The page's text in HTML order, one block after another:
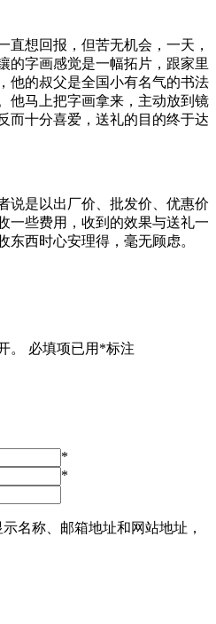
直想回报，但苦无机会，一天，
的字画感觉是一幅拓片，跟家里
他的叔父是全国小有名气的书法
他马上把字画拿来，主动放到镜
而十分喜爱，送礼的目的终于达
说是以出厂价、批发价、优惠价
一些费用，收到的效果与送礼一
东西时心安理得，毫无顾虑。
。 必填项已用 *标注
*
*
名称、邮箱地址和网站地址，